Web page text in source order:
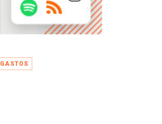
GASTOS